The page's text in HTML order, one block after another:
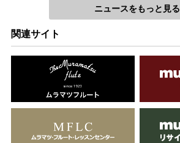
ニュースをもっと見る
関連サイト